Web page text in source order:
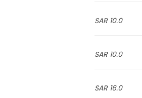
10.0 SAR
10.0 SAR
16.0 SAR